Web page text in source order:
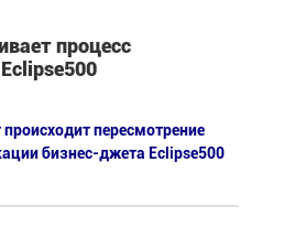
процесс
пересмотрение
бизнес-джета Eclipse500